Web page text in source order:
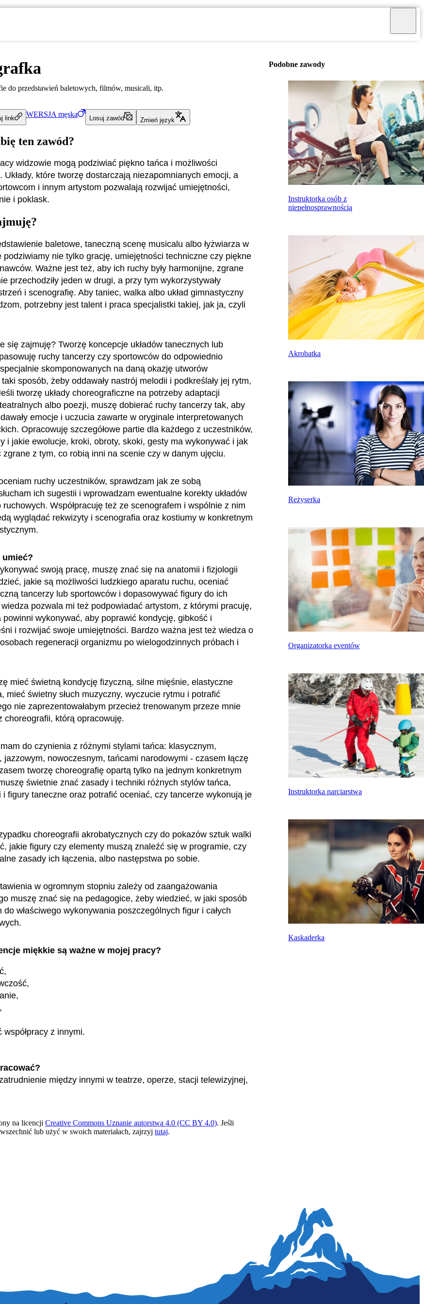
do przedstawień baletowych, filmów, musicali, itp.
link WERSJA męska
Losuj zawód Zmień język
ten zawód?
widzowie mogą podziwiać piękno tańca i możliwości
Układy, które tworzę dostarczają niezapomnianych emocji, a
i innym artystom pozwalają rozwijać umiejętności,
i poklask.
baletowe, taneczną scenę musicalu albo łyżwiarza w
podziwiamy nie tylko grację, umiejętności techniczne czy piękne
Ważne jest też, aby ich ruchy były harmonijne, zgrane
przechodziły jeden w drugi, a przy tym wykorzystywały
i scenografię. Aby taniec, walka albo układ gimnastyczny
potrzebny jest talent i praca specjalistki takiej, jak ja, czyli
się zajmuję? Tworzę koncepcje układów tanecznych lub
ruchy tancerzy czy sportowców do odpowiednio
skomponowanych na daną okazję utworów
sposób, żeby oddawały nastrój melodii i podkreślały jej rytm,
tworzę układy choreograficzne na potrzeby adaptacji
albo poezji, muszę dobierać ruchy tancerzy tak, aby
emocje i uczucia zawarte w oryginale interpretowanych
Opracowuję szczegółowe partie dla każdego z uczestników,
i jakie ewolucje, kroki, obroty, skoki, gesty ma wykonywać i jak
zgrane z tym, co robią inni na scenie czy w danym ujęciu.
ruchy uczestników, sprawdzam jak ze sobą
ich sugestii i wprowadzam ewentualne korekty układów
Współpracuję też ze scenografem i wspólnie z nim
wyglądać rekwizyty i scenografia oraz kostiumy w konkretnym
umieć?
swoją pracę, muszę znać się na anatomii i fizjologii
jakie są możliwości ludzkiego aparatu ruchu, oceniać
tancerzy lub sportowców i dopasowywać figury do ich
pozwala mi też podpowiadać artystom, z którymi pracuję,
powinni wykonywać, aby poprawić kondycję, gibkość i
i rozwijać swoje umiejętności. Bardzo ważna jest też wiedza o
regeneracji organizmu po wielogodzinnych próbach i
mieć świetną kondycję fizyczną, silne mięśnie, elastyczne
mieć świetny słuch muzyczny, wyczucie rytmu i potrafić
nie zaprezentowałabym przecież trenowanym przeze mnie
choreografii, którą opracowuję.
do czynienia z różnymi stylami tańca: klasycznym,
jazzowym, nowoczesnym, tańcami narodowymi - czasem łączę
tworzę choreografię opartą tylko na jednym konkretnym
świetnie znać zasady i techniki różnych stylów tańca,
i figury taneczne oraz potrafić oceniać, czy tancerze wykonują je
choreografii akrobatycznych czy do pokazów sztuk walki
jakie figury czy elementy muszą znaleźć się w programie, czy
zasady ich łączenia, albo następstwa po sobie.
w ogromnym stopniu zależy od zaangażowania
muszę znać się na pedagogice, żeby wiedzieć, w jaki sposób
do właściwego wykonywania poszczególnych figur i całych
miękkie są ważne w mojej pracy?
współpracy z innymi.
między innymi w teatrze, operze, stacji telewizyjnej,
na licencji Creative Commons Uznanie autorstwa 4.0 (CC BY 4.0). Jeśli
lub użyć w swoich materiałach, zajrzyj tutaj.
Podobne zawody
Instruktorka osób z
niepełnosprawnością
Akrobatka
Reżyserka
Organizatorka eventów
Instruktorka narciarstwa
Kaskaderka